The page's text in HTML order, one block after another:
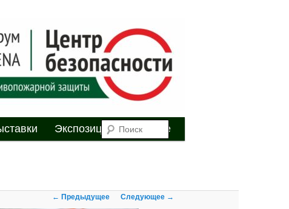
Поиск
Экспозиция Youtube
Навигация по
изображениям
← Предыдущее Следующее →